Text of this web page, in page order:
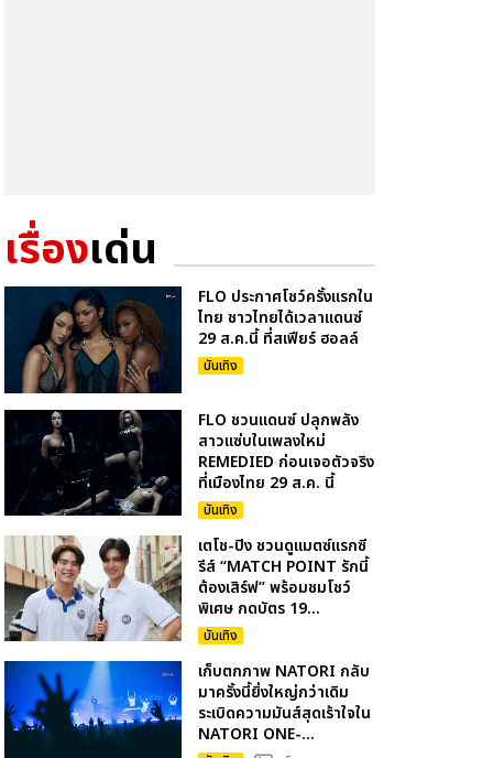
เรื่องเด่น
FLO ประกาศโชว์ครั้งแรกใน
ไทย ชาวไทยได้เวลาแดนซ์
29 ส.ค.นี้ ที่สเฟียร์ ฮอลล์
บันเทิง
FLO ชวนแดนซ์ ปลุกพลัง
สาวแซ่บในเพลงใหม่
REMEDIED ก่อนเจอตัวจริง
ที่เมืองไทย 29 ส.ค. นี้
บันเทิง
เตโช-ปิง ชวนดูแมตซ์แรกซี
รีส์ “MATCH POINT รักนี้
ต้องเสิร์ฟ” พร้อมชมโชว์
พิเศษ กดบัตร 19...
บันเทิง
เก็บตกภาพ NATORI กลับ
มาครั้งนี้ยิ่งใหญ่กว่าเดิม
ระเบิดความมันส์สุดเร้าใจใน
NATORI ONE-...